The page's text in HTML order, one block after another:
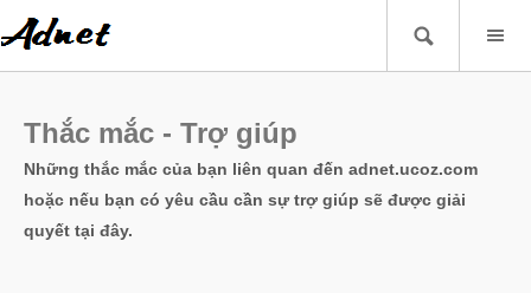
Thắc mắc - Trợ giúp
Những thắc mắc của bạn liên quan đến adnet.ucoz.com
hoặc nếu bạn có yêu cầu cần sự trợ giúp sẽ được giải
quyết tại đây.